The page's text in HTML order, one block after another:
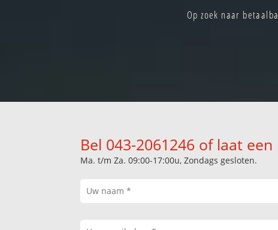
Op zoek naar
Bel 043-2061246 of laat
Ma. t/m Za. 09:00-17:00u, Zondags gesloten.